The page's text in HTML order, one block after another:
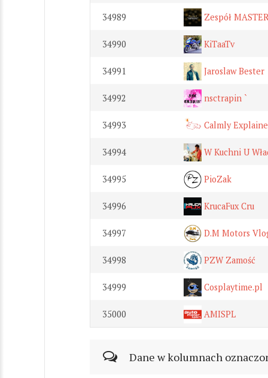
34989 Zespół
34990 KiTaaTv
34991 Jaroslaw Bester
34992 nsctrapin `
34993 Calmly
34994 W Kuchni U
34995 PioZak
34996 KrucaFux Cru
34997 D.M Motors
34998 PZW Zamość
34999 Cosplaytime.pl
35000 AMISPL
Dane w kolumnach